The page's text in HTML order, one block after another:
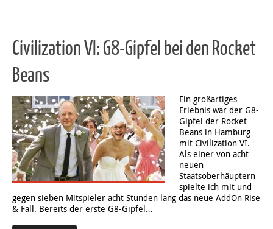
Civilization VI: G8-Gipfel bei den Rocket
Beans
Ein großartiges
Erlebnis war der G8-
Gipfel der Rocket
Beans in Hamburg
mit Civilization VI.
Als einer von acht
neuen
Staatsoberhäuptern
spielte ich mit und
gegen sieben Mitspieler acht Stunden lang das neue AddOn Rise
& Fall. Bereits der erste G8-Gipfel…